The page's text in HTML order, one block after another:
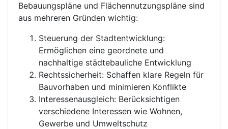
Bebauungspläne und Flächennutzungspläne sind
aus mehreren Gründen wichtig:
Steuerung der Stadtentwicklung:
Ermöglichen eine geordnete und
nachhaltige städtebauliche Entwicklung
Rechtssicherheit: Schaffen klare Regeln für
Bauvorhaben und minimieren Konflikte
Interessenausgleich: Berücksichtigen
verschiedene Interessen wie Wohnen,
Gewerbe und Umweltschutz